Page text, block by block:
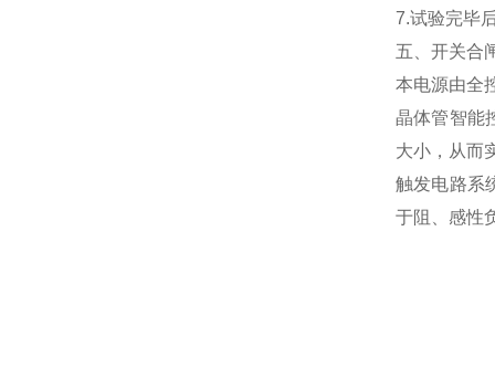
7.试验完毕
五、开关合
本电源由全
晶体管智能
大小，从而
触发电路系
于阻、感性